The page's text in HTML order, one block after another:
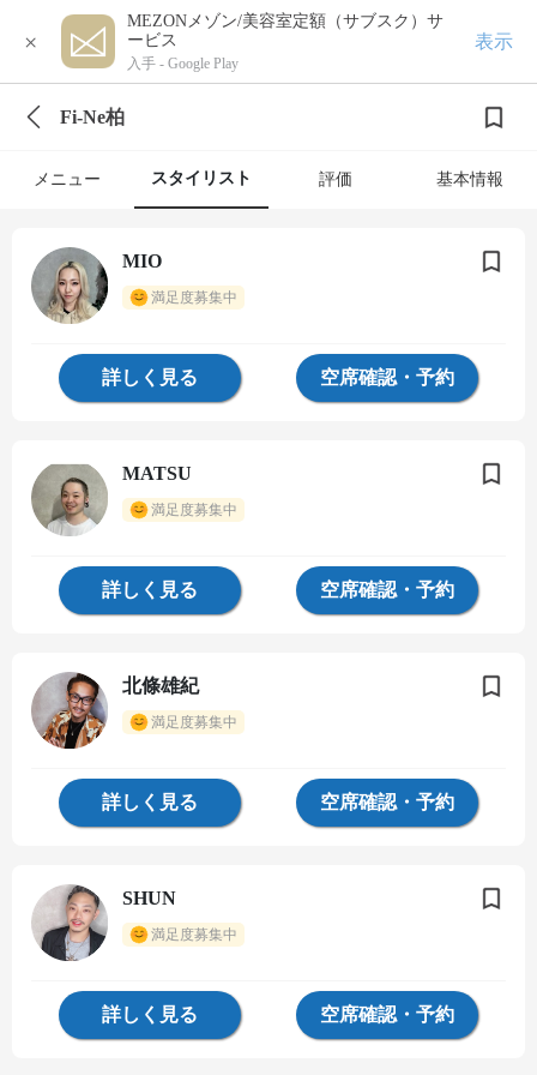
×
MEZONメゾン/美容室定額（サブスク）サ
ービス
入手 - Google Play
表示
Fi-Ne柏
メニュー スタイリスト 評価 基本情報
MIO
満足度募集中
詳しく見る 空席確認・予約
MATSU
満足度募集中
詳しく見る 空席確認・予約
北條雄紀
満足度募集中
詳しく見る 空席確認・予約
SHUN
満足度募集中
詳しく見る 空席確認・予約